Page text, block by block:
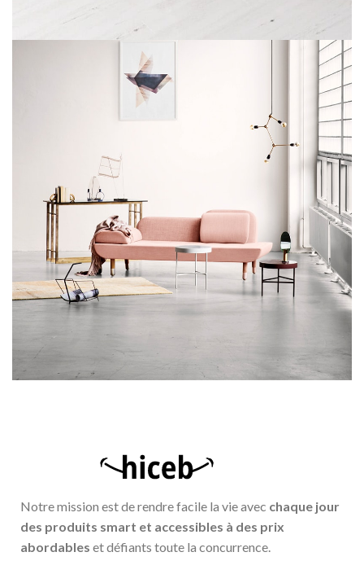
DECOR
ET VESTIBULUM QUIS A SUSPENDISSE
Notre mission est de rendre facile la vie avec chaque jour
des produits smart et accessibles à des prix
abordables et défiants toute la concurrence.